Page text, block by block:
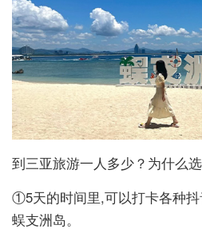
到三亚旅游一人多少？为什么
①5天的时间里,可以打卡各种
蜈支洲岛。